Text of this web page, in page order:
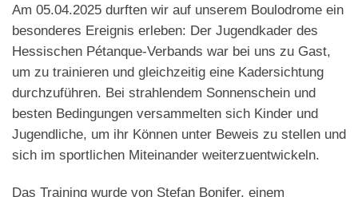
Am 05.04.2025 durften wir auf unserem Boulodrome ein
besonderes Ereignis erleben: Der Jugendkader des
Hessischen Pétanque-Verbands war bei uns zu Gast,
um zu trainieren und gleichzeitig eine Kadersichtung
durchzuführen. Bei strahlendem Sonnenschein und
besten Bedingungen versammelten sich Kinder und
Jugendliche, um ihr Können unter Beweis zu stellen und
sich im sportlichen Miteinander weiterzuentwickeln.
Das Training wurde von Stefan Bonifer, einem